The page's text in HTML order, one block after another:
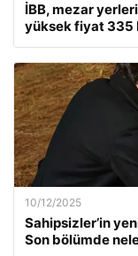
İBB, mezar
yüksek fiyat 335
10/12/2025
Sahipsizler’in
Son bölümde